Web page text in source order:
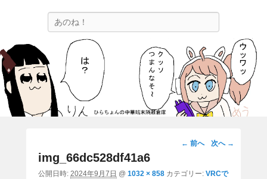
ひらちょんの中華端末隔離倉庫
ほたがページ上部にある検索バーを消してくれたサイトです。
画
ナ
← 前へ 次へ →
img_66dc528df41a6
公開日時: 2024年9月7日 @ 1032 × 858 カテゴリー: VRCで